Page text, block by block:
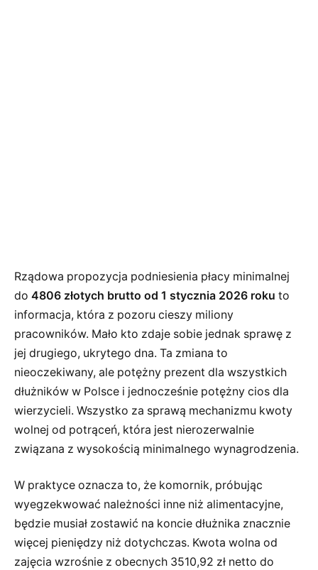
Rządowa propozycja podniesienia płacy minimalnej
do 4806 złotych brutto od 1 stycznia 2026 roku to
informacja, która z pozoru cieszy miliony
pracowników. Mało kto zdaje sobie jednak sprawę z
jej drugiego, ukrytego dna. Ta zmiana to
nieoczekiwany, ale potężny prezent dla wszystkich
dłużników w Polsce i jednocześnie potężny cios dla
wierzycieli. Wszystko za sprawą mechanizmu kwoty
wolnej od potrąceń, która jest nierozerwalnie
związana z wysokością minimalnego wynagrodzenia.
W praktyce oznacza to, że komornik, próbując
wyegzekwować należności inne niż alimentacyjne,
będzie musiał zostawić na koncie dłużnika znacznie
więcej pieniędzy niż dotychczas. Kwota wolna od
zajęcia wzrośnie z obecnych 3510,92 zł netto do